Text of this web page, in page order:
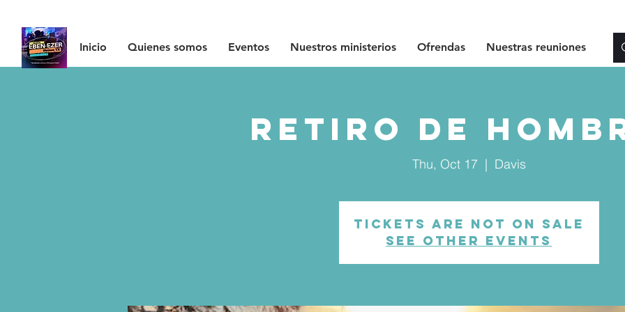
Inicio Quienes somos Eventos Nuestros ministerios Ofrendas Nuestras reuniones
Retiro De
Thu, Oct 17
  |
Davis
Tickets are not on sale
See other events